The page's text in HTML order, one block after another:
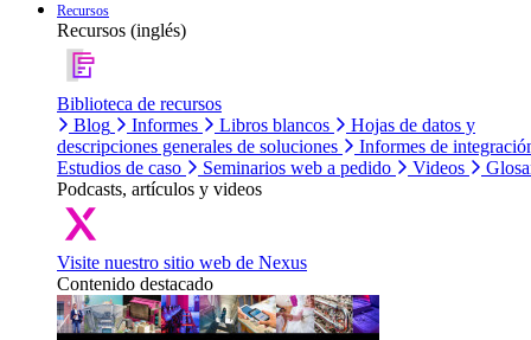
Recursos
Recursos (inglés)
Biblioteca de recursos
Blog
Informes Libros blancos
Hojas de datos y
descripciones generales de soluciones
Informes de
Estudios de caso
Seminarios web a pedido Videos
Podcasts, artículos y videos
Visite nuestro sitio web de Nexus
Contenido destacado